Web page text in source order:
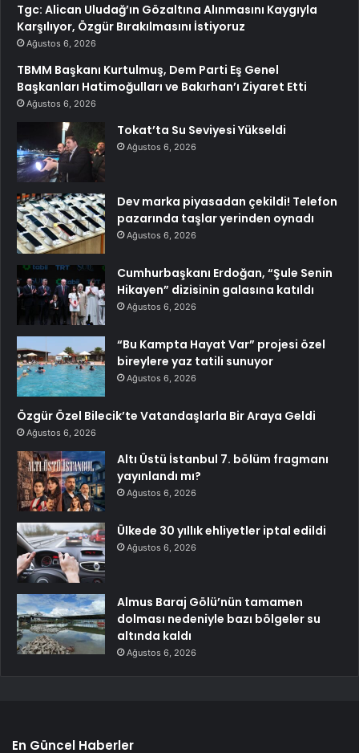
Tgc: Alican Uludağ’ın Gözaltına Alınmasını Kaygıyla
Karşılıyor, Özgür Bırakılmasını İstiyoruz
Ağustos 6, 2026
TBMM Başkanı Kurtulmuş, Dem Parti Eş Genel
Başkanları Hatimoğulları ve Bakırhan’ı Ziyaret Etti
Ağustos 6, 2026
Tokat’ta Su Seviyesi Yükseldi
Ağustos 6, 2026
Dev marka piyasadan çekildi! Telefon
pazarında taşlar yerinden oynadı
Ağustos 6, 2026
Cumhurbaşkanı Erdoğan, “Şule Senin
Hikayen” dizisinin galasına katıldı
Ağustos 6, 2026
“Bu Kampta Hayat Var” projesi özel
bireylere yaz tatili sunuyor
Ağustos 6, 2026
Özgür Özel Bilecik’te Vatandaşlarla Bir Araya Geldi
Ağustos 6, 2026
Altı Üstü İstanbul 7. bölüm fragmanı
yayınlandı mı?
Ağustos 6, 2026
Ülkede 30 yıllık ehliyetler iptal edildi
Ağustos 6, 2026
Almus Baraj Gölü’nün tamamen
dolması nedeniyle bazı bölgeler su
altında kaldı
Ağustos 6, 2026
En Güncel Haberler